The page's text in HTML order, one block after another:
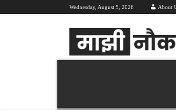
Wednesday, August 5, 2026 About